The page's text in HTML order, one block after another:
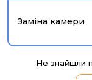
Заміна камери
Не знайшли